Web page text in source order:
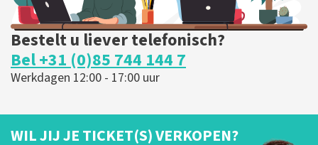
Bestelt u liever telefonisch?
Bel +31 (0)85 744 144 7
Werkdagen 12:00 - 17:00 uur
WIL JIJ JE TICKET(S) VERKOPEN?